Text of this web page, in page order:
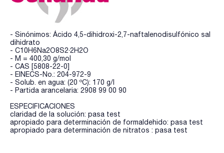
- Sinónimos: Ácido 4,5-dihidroxi-2,7-naftalenodisulfónico sal
dihidrato
- C10H6Na2O8S2·2H2O
- M = 400,30 g/mol
- CAS [5808-22-0]
- EINECS-No.: 204-972-9
- Solub. en agua: (20 ºC): 170 g/l
- Partida arancelaria: 2908 99 00 90
ESPECIFICACIONES
claridad de la solución: pasa test
apropiado para determinación de formaldehido: pasa test
apropiado para determinación de nitratos : pasa test